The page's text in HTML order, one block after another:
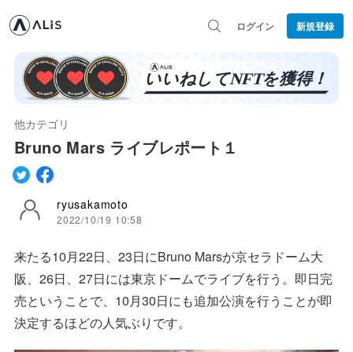
ログイン 新規登録
他カテゴリ
Bruno Mars ライブレポート１
ryusakamoto
2022/10/19 10:58
来たる10月22日、23日にBruno Marsが京セラドーム大
阪、26日、27日には東京ドームでライブを行う。即日完
売ということで、10月30日にも追加公演を行うことが即
決定するほどの人気ぶりです。